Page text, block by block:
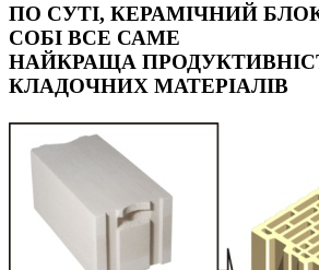
ПО СУТІ, КЕРАМІЧНИЙ
СОБІ ВСЕ САМЕ
НАЙКРАЩА
КЛАДОЧНИХ МАТЕРІАЛІВ